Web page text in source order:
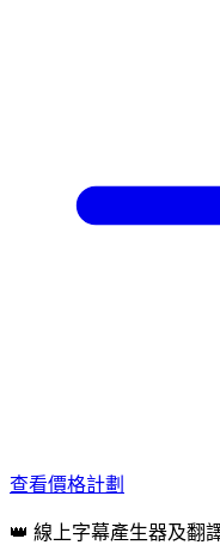
查看價格計劃
👑 線上字幕產生器及翻